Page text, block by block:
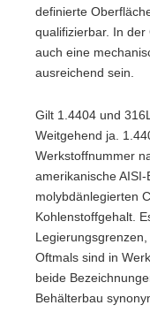
definierte
qualifizierbar. In der
auch eine
ausreichend sein.
Gilt 1.4404 und
Weitgehend ja.
Werkstoffnummer
amerikanische
molybdänlegierten
Kohlenstoffgehalt.
Oftmals sind in
beide
Behälterbau